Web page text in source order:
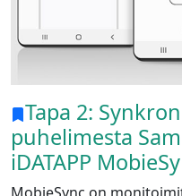
Tapa 2:
puhelimesta
iDATAPP